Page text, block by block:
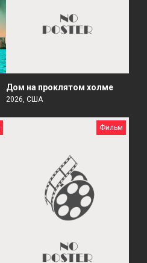
Дом на проклятом холме
2026, США
Фильм